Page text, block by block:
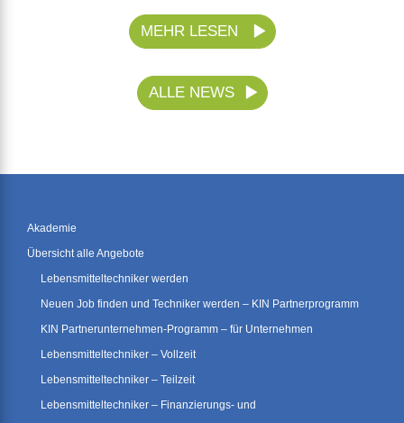
MEHR LESEN
ALLE NEWS
Akademie
Übersicht alle Angebote
Lebensmitteltechniker werden
Neuen Job finden und Techniker werden – KIN Partnerprogramm
KIN Partnerunternehmen-Programm – für Unternehmen
Lebensmitteltechniker – Vollzeit
Lebensmitteltechniker – Teilzeit
Lebensmitteltechniker – Finanzierungs- und